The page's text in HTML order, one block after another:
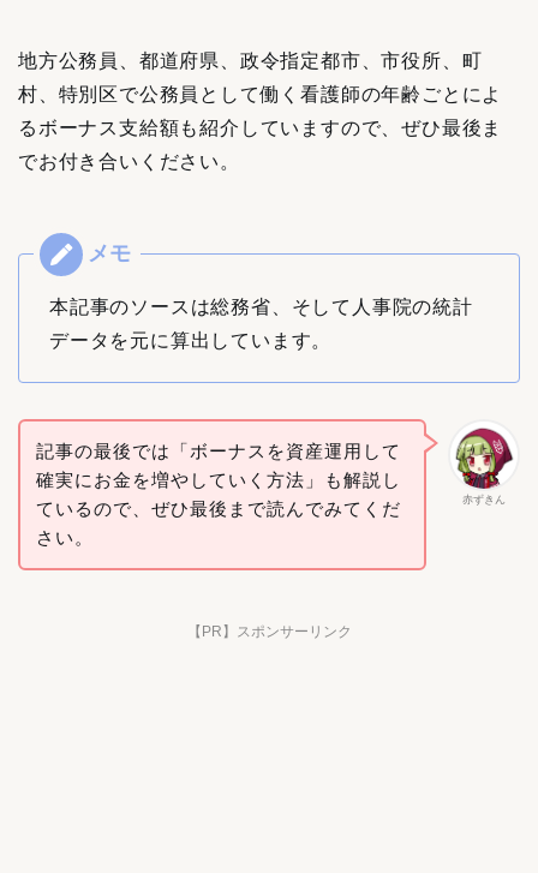
地方公務員、都道府県、政令指定都市、市役所、町
村、特別区で公務員として働く看護師の年齢ごとによ
るボーナス支給額も紹介していますので、ぜひ最後ま
でお付き合いください。
本記事のソースは総務省、そして人事院の統計
データを元に算出しています。
赤ずきん
記事の最後では「ボーナスを資産運用して
確実にお金を増やしていく方法」も解説し
ているので、ぜひ最後まで読んでみてくだ
さい。
【PR】スポンサーリンク